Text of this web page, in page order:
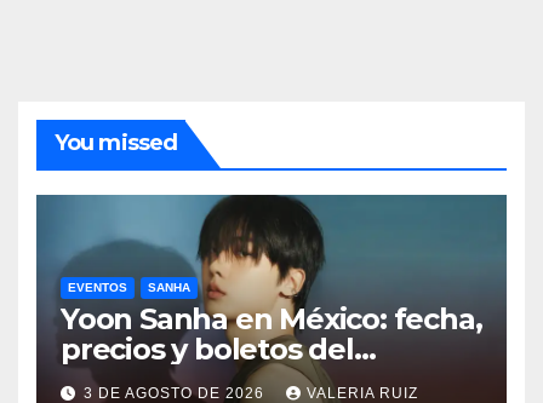
You missed
EVENTOS SANHA
Yoon Sanha en México: fecha,
precios y boletos del
FANCON
3 DE AGOSTO DE 2026 VALERIA RUIZ